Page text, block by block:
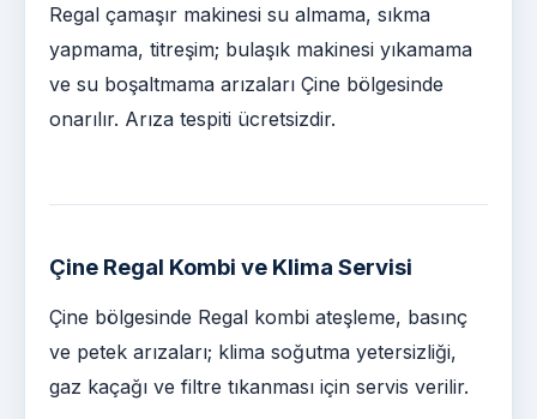
Regal çamaşır makinesi su almama, sıkma
yapmama, titreşim; bulaşık makinesi yıkamama
ve su boşaltmama arızaları Çine bölgesinde
onarılır. Arıza tespiti ücretsizdir.
Çine Regal Kombi ve Klima Servisi
Çine bölgesinde Regal kombi ateşleme, basınç
ve petek arızaları; klima soğutma yetersizliği,
gaz kaçağı ve filtre tıkanması için servis verilir.